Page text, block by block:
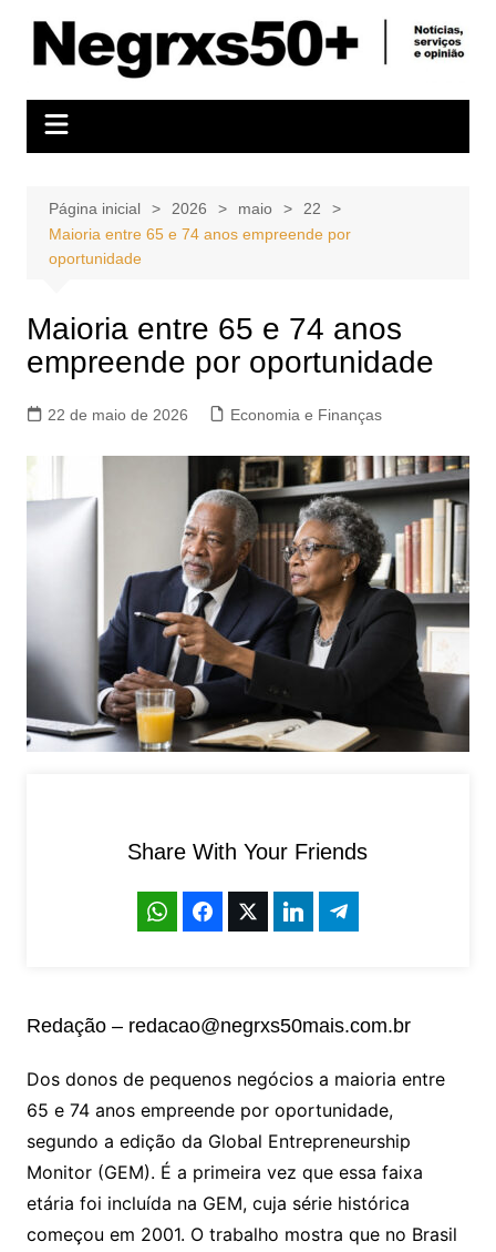
conteúdo
Página inicial 2026 maio
22
Maioria entre 65 e 74 anos empreende por
oportunidade
Maioria entre 65 e 74 anos
empreende por oportunidade
22 de maio de 2026 Economia e Finanças
Share With Your Friends
Redação – redacao@negrxs50mais.com.br
Dos donos de pequenos negócios a maioria entre
65 e 74 anos empreende por oportunidade,
segundo a edição da Global Entrepreneurship
Monitor (GEM). É a primeira vez que essa faixa
etária foi incluída na GEM, cuja série histórica
começou em 2001. O trabalho mostra que no Brasil